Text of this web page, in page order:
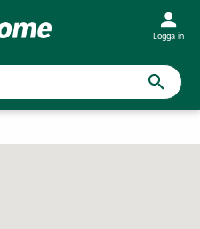
Logga in